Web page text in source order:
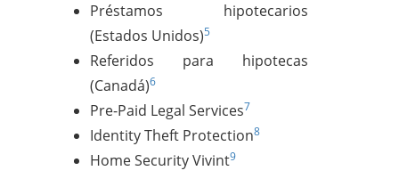
Préstamos hipotecarios
(Estados Unidos)5
Referidos para hipotecas
(Canadá)6
Pre-Paid Legal Services7
Identity Theft Protection8
Home Security Vivint9